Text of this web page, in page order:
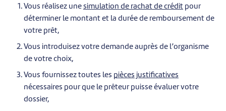
Vous réalisez une simulation de rachat de crédit pour
déterminer le montant et la durée de remboursement de
votre prêt,
Vous introduisez votre demande auprès de l’organisme
de votre choix,
Vous fournissez toutes les pièces justificatives
nécessaires pour que le prêteur puisse évaluer votre
dossier,